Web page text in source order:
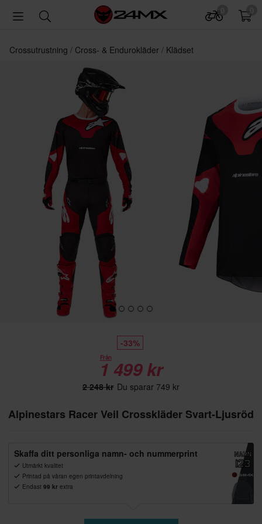
Crossutrustning Cross- & Endurokläder Klädset
-33%
Från
1 499 kr
2 248 kr Du sparar 749 kr
Alpinestars Racer Veil Crosskläder Svart-Ljusröd
Skaffa ditt personliga namn- och nummerprint
Utmärkt kvalitet
Printad på våran egen printavdelning
Endast 99 kr extra